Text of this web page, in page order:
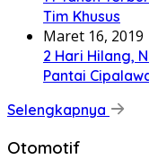
Tim Khusus
Maret 16, 2019
2 Hari Hilang,
Pantai
Selengkapnya
Otomotif